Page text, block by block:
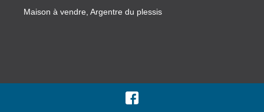
Maison à vendre, Argentre du plessis